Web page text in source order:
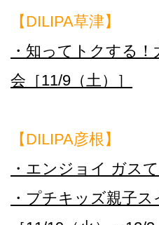
【DILIPA草津】
・知ってトクする
会［11/9（土）］
【DILIPA彦根】
・エンジョイ ガス
・プチキッズ親子